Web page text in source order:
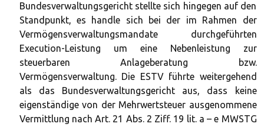
Bundesverwaltungsgericht stellte sich hingegen auf den
Standpunkt, es handle sich bei der im Rahmen der
Vermögensverwaltungsmandate durchgeführten
Execution-Leistung um eine Nebenleistung zur
steuerbaren Anlageberatung bzw.
Vermögensverwaltung. Die ESTV führte weitergehend
als das Bundesverwaltungsgericht aus, dass keine
eigenständige von der Mehrwertsteuer ausgenommene
Vermittlung nach Art. 21 Abs. 2 Ziff. 19 lit. a – e MWSTG